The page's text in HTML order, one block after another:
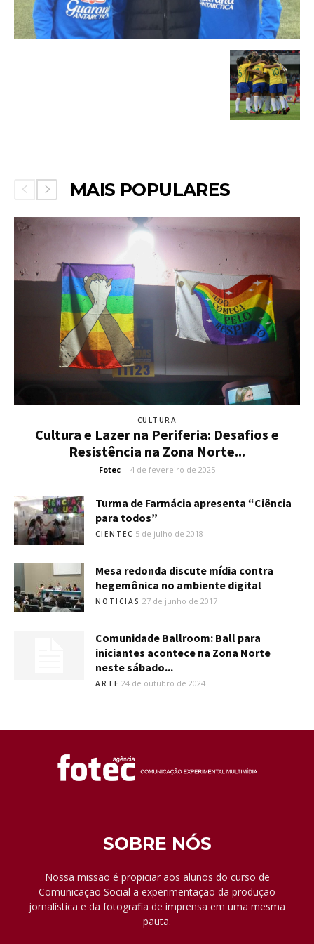
MAIS POPULARES
CULTURA
Cultura e Lazer na Periferia: Desafios e
Resistência na Zona Norte...
Fotec - 4 de fevereiro de 2025
Turma de Farmácia apresenta “Ciência
para todos”
CIENTEC 5 de julho de 2018
Mesa redonda discute mídia contra
hegemônica no ambiente digital
NOTICIAS 27 de junho de 2017
Comunidade Ballroom: Ball para
iniciantes acontece na Zona Norte
neste sábado...
ARTE 24 de outubro de 2024
SOBRE NÓS
Nossa missão é propiciar aos alunos do curso de
Comunicação Social a experimentação da produção
jornalística e da fotografia de imprensa em uma mesma
pauta.